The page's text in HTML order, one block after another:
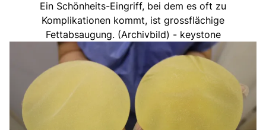
Ein Schönheits-Eingriff, bei dem es oft zu
Komplikationen kommt, ist grossflächige
Fettabsaugung. (Archivbild) - keystone